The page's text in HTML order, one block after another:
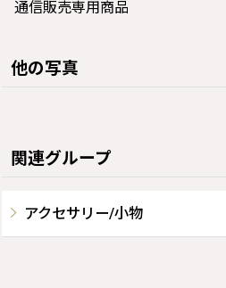
通信販売専用商品
他の写真
関連グループ
アクセサリー/小物